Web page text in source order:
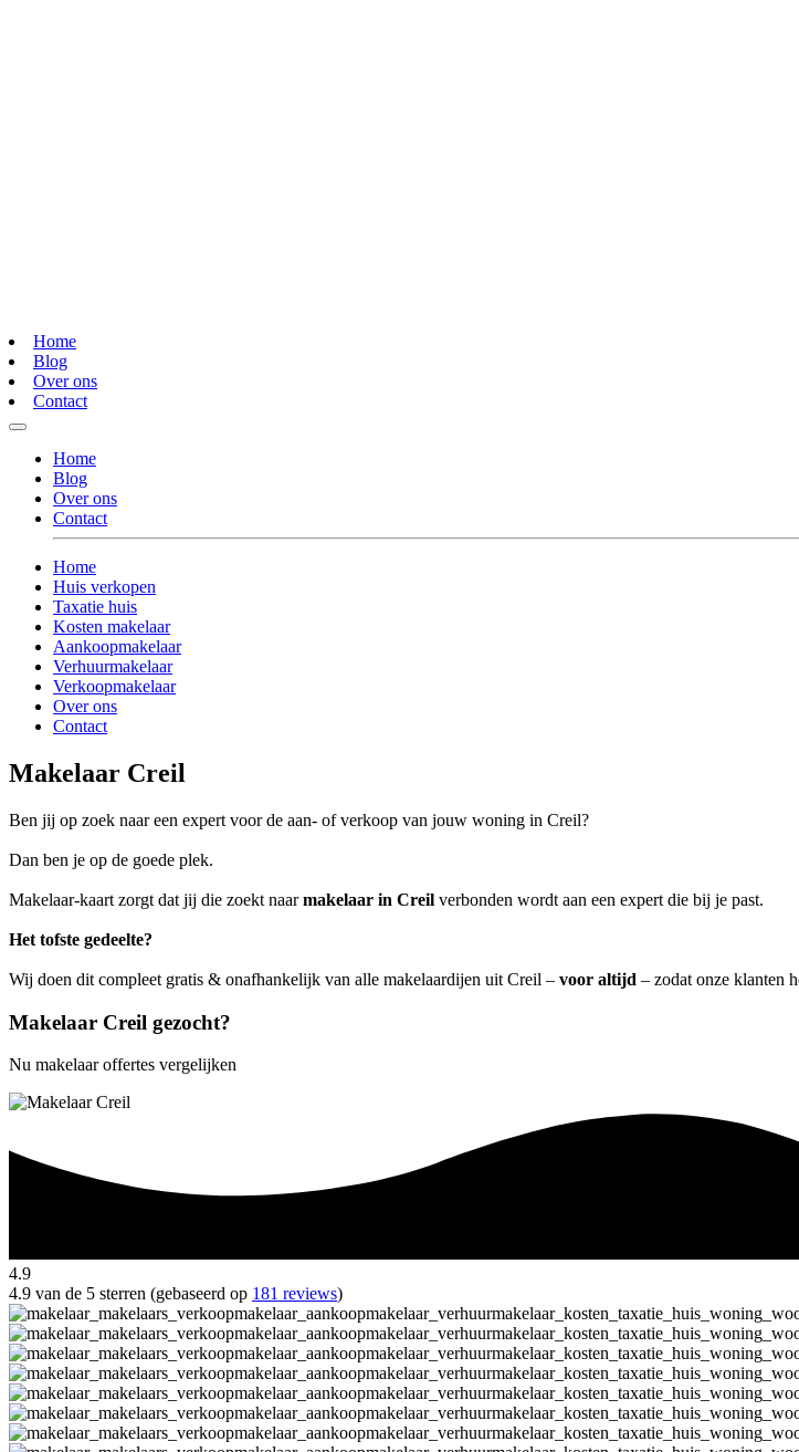
Home
Blog
Over ons
Contact
Home
Blog
Over ons
Contact
Home
Huis verkopen
Taxatie huis
Kosten makelaar
Aankoopmakelaar
Verhuurmakelaar
Verkoopmakelaar
Over ons
Contact
Makelaar Creil
Ben jij op zoek naar een expert voor de aan- of verkoop van jouw woning in Creil?
Dan ben je op de goede plek.
Makelaar-kaart zorgt dat jij die zoekt naarmakelaar in Creil verbonden wordt aan een expert die bij je past.
Het tofste gedeelte?
Wij doen dit compleet gratis & onafhankelijk van alle makelaardijen uit Creil – voor altijd – zodat onze klanten
Makelaar Creil gezocht?
Nu makelaar offertes vergelijken
4.9
4.9 van de 5 sterren (gebaseerd op 181 reviews)